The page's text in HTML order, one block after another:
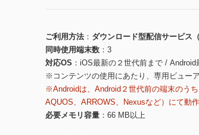
ご利用方法
ダウンロード型配信サービス（
同時使用端末数
3
対応OS
iOS最新の２世代前まで / Android
※コンテンツの使用にあたり、専用ビュー
※Androidは、Android２世代前の端末のう
AQUOS、ARROWS、Nexusなど）にて動
必要メモリ容量
66 MB以上